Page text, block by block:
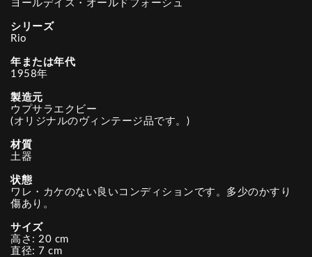
ヨールデイス・オールドフォーシュ
シリーズ
Rio
年または年代
1958年
製造元
ウプサラエクビー
(オリジナルのヴィンテージ品です。)
材質
土器
状態
ワレ・カケのない良いコンディションです。多少のかすり
傷あり。
サイズ
高さ: 20 cm
直径: 7 cm